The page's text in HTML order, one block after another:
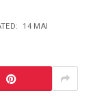
14 MAI